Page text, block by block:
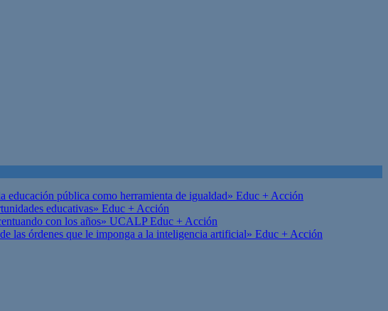
pública como herramienta de igualdad» Educ + Acción
educativas» Educ + Acción
con los años» UCALPEduc + Acción
las órdenes que le imponga a la inteligencia artificial» Educ + Acción